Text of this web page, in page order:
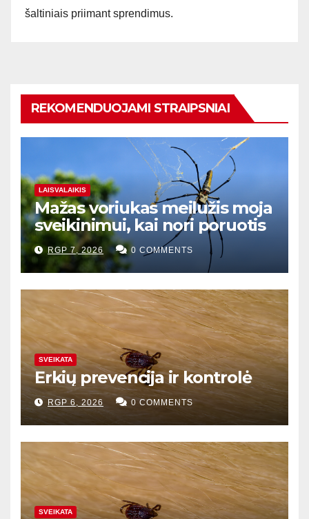
šaltiniais priimant sprendimus.
REKOMENDUOJAMI STRAIPSNIAI
LAISVALAIKIS
Mažas voriukas meilužis moja
sveikinimui, kai nori poruotis
RGP 7, 2026 0 COMMENTS
SVEIKATA
Erkių prevencija ir kontrolė
RGP 6, 2026 0 COMMENTS
SVEIKATA